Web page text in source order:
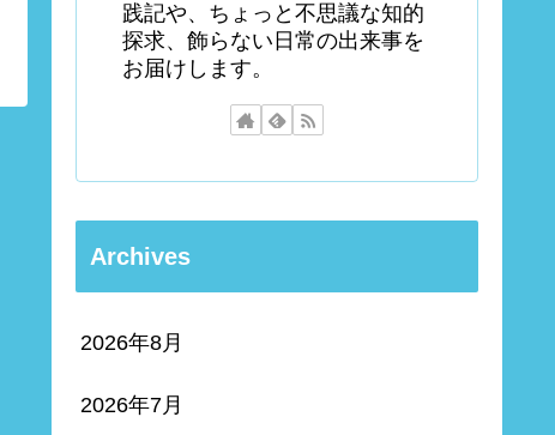
践記や、ちょっと不思議な知的
探求、飾らない日常の出来事を
お届けします。
Archives
2026年8月
2026年7月